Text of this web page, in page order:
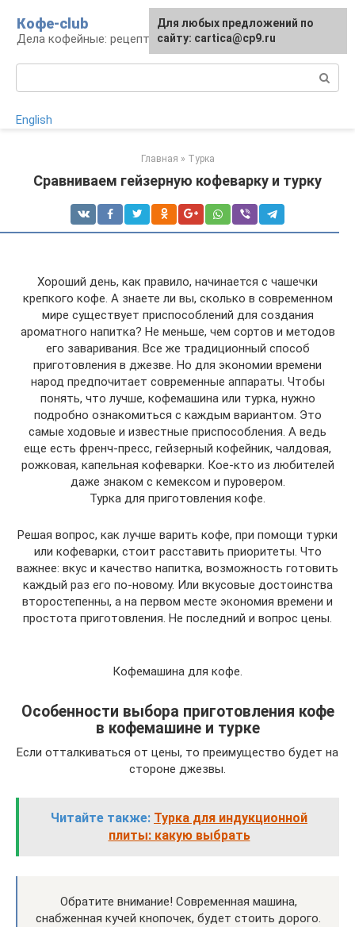
контенту
Кофе-club
Дела кофейные: рецепты и приготовление
English
Главная » Турка
Сравниваем гейзерную кофеварку и турку
Хороший день, как правило, начинается с чашечки
крепкого кофе. А знаете ли вы, сколько в современном
мире существует приспособлений для создания
ароматного напитка? Не меньше, чем сортов и методов
его заваривания. Все же традиционный способ
приготовления в джезве. Но для экономии времени
народ предпочитает современные аппараты. Чтобы
понять, что лучше, кофемашина или турка, нужно
подробно ознакомиться с каждым вариантом. Это
самые ходовые и известные приспособления. А ведь
еще есть френч-пресс, гейзерный кофейник, чалдовая,
рожковая, капельная кофеварки. Кое-кто из любителей
даже знаком с кемексом и пуровером.
Турка для приготовления кофе.
Решая вопрос, как лучше варить кофе, при помощи турки
или кофеварки, стоит расставить приоритеты. Что
важнее: вкус и качество напитка, возможность готовить
каждый раз его по-новому. Или вкусовые достоинства
второстепенны, а на первом месте экономия времени и
простота приготовления. Не последний и вопрос цены.
Кофемашина для кофе.
Особенности выбора приготовления кофе
в кофемашине и турке
Если отталкиваться от цены, то преимущество будет на
стороне джезвы.
Читайте также: Турка для индукционной
плиты: какую выбрать
Обратите внимание! Современная машина,
снабженная кучей кнопочек, будет стоить дорого.
Для любых предложений по
сайту: cartica@cp9.ru